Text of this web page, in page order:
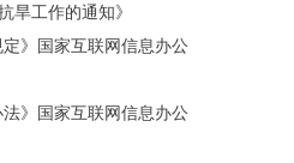
旱工作的通知》
定》国家互联网信息办公
法》国家互联网信息办公